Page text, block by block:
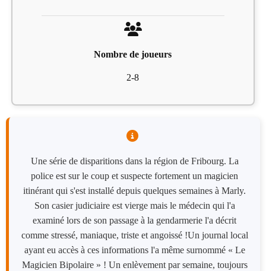
Nombre de joueurs
2-8
Une série de disparitions dans la région de Fribourg. La
police est sur le coup et suspecte fortement un magicien
itinérant qui s'est installé depuis quelques semaines à Marly.
Son casier judiciaire est vierge mais le médecin qui l'a
examiné lors de son passage à la gendarmerie l'a décrit
comme stressé, maniaque, triste et angoissé !​Un journal local
ayant eu accès à ces informations l'a même surnommé « Le
Magicien Bipolaire » ! Un enlèvement par semaine, toujours